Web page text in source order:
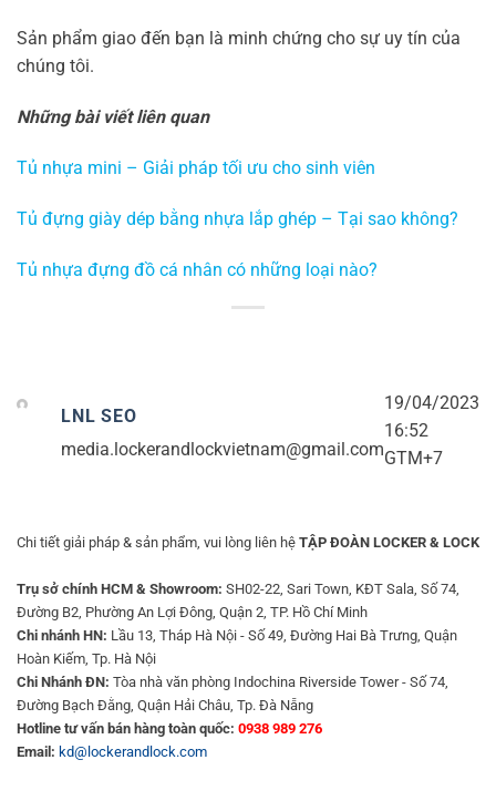
Sản phẩm giao đến bạn là minh chứng cho sự uy tín của
chúng tôi.
Những bài viết liên quan
Tủ nhựa mini – Giải pháp tối ưu cho sinh viên
Tủ đựng giày dép bằng nhựa lắp ghép – Tại sao không?
Tủ nhựa đựng đồ cá nhân có những loại nào?
LNL SEO
media.lockerandlockvietnam@gmail.com
19/04/2023
16:52
GTM+7
Chi tiết giải pháp & sản phẩm, vui lòng liên hệ TẬP ĐOÀN LOCKER & LOCK
Trụ sở chính HCM & Showroom: SH02-22, Sari Town, KĐT Sala, Số 74,
Đường B2, Phường An Lợi Đông, Quận 2, TP. Hồ Chí Minh
Chi nhánh HN: Lầu 13, Tháp Hà Nội - Số 49, Đường Hai Bà Trưng, Quận
Hoàn Kiếm, Tp. Hà Nội
Chi Nhánh ĐN: Tòa nhà văn phòng Indochina Riverside Tower - Số 74,
Đường Bạch Đằng, Quận Hải Châu, Tp. Đà Nẵng
Hotline tư vấn bán hàng toàn quốc: 0938 989 276
Email: kd@lockerandlock.com